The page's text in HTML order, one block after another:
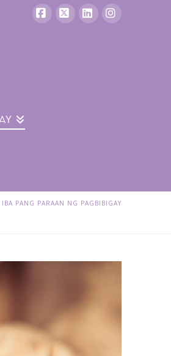
IBA PANG PARAAN NG PAGBIBIGAY